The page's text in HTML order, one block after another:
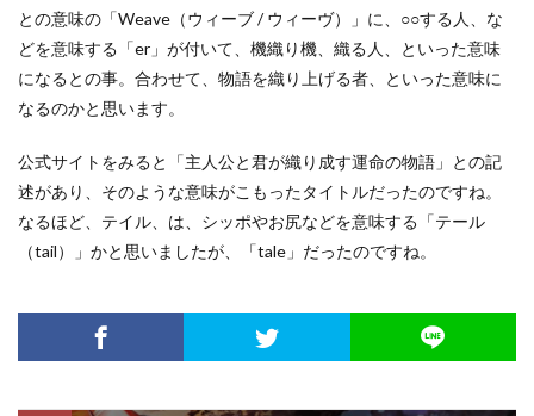
との意味の「Weave（ウィーブ / ウィーヴ）」に、○○する人、な
どを意味する「er」が付いて、機織り機、織る人、といった意味
になるとの事。合わせて、物語を織り上げる者、といった意味に
なるのかと思います。
公式サイトをみると「主人公と君が織り成す運命の物語」との記
述があり、そのような意味がこもったタイトルだったのですね。
なるほど、テイル、は、シッポやお尻などを意味する「テール
（tail）」かと思いましたが、「tale」だったのですね。